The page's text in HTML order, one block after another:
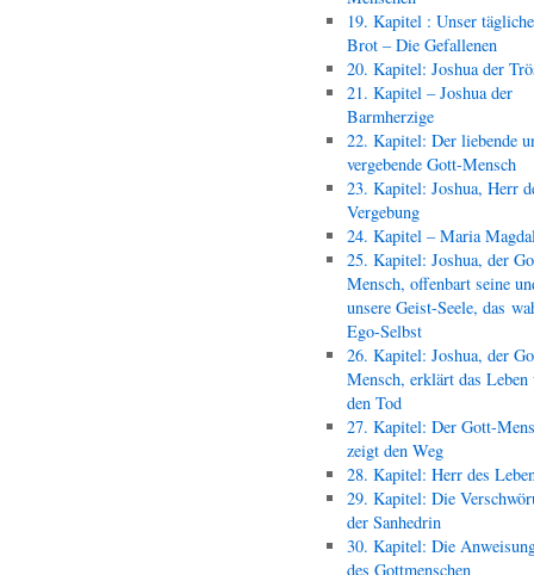
19. Kapitel : Unser
Brot – Die Gefallenen
20. Kapitel: Joshua der
21. Kapitel – Joshua der
Barmherzige
22. Kapitel: Der liebende
vergebende Gott-Mensch
23. Kapitel: Joshua, Herr
Vergebung
24. Kapitel – Maria
25. Kapitel: Joshua, der
Mensch, offenbart seine
unsere Geist-Seele, das
Ego-Selbst
26. Kapitel: Joshua, der
Mensch, erklärt das Leben
den Tod
27. Kapitel: Der Gott-
zeigt den Weg
28. Kapitel: Herr des
29. Kapitel: Die
der Sanhedrin
30. Kapitel: Die
des Gottmenschen